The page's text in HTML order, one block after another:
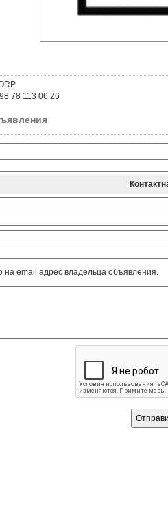
78 113 06 26
email адрес владельца объявления.